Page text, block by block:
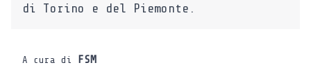
di Torino e del Piemonte.
A cura di FSM